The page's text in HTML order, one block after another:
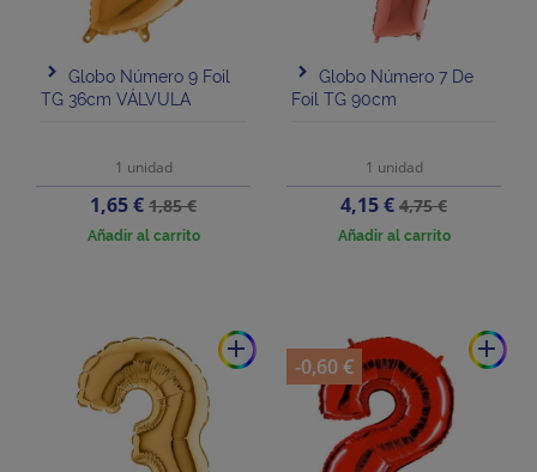
Globo Número 9 Foil
TG 36cm VÁLVULA
1 unidad
Precio
1,65 €Precio
base
1,85 €
Añadir al carrito
Globo Número 7 De
Foil TG 90cm
1 unidad
Precio
4,15 €Precio
base
4,75 €
Añadir al carrito
add add
-0,60 €